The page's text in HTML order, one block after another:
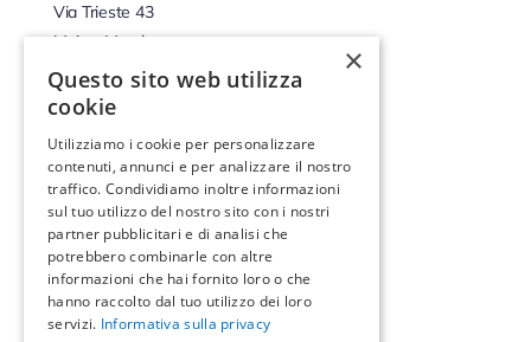
Via Trieste 43
Moie - Marche
60030 - Italia
Indicazioni >
Informazioni di contatto
Telefono: 0731/704060
Email:info@icamservice.it
×
Questo sito web utilizza
cookie
Utilizziamo i cookie per personalizzare
contenuti, annunci e per analizzare il nostro
traffico. Condividiamo inoltre informazioni
sul tuo utilizzo del nostro sito con i nostri
partner pubblicitari e di analisi che
potrebbero combinarle con altre
informazioni che hai fornito loro o che
hanno raccolto dal tuo utilizzo dei loro
servizi. Informativa sulla privacy